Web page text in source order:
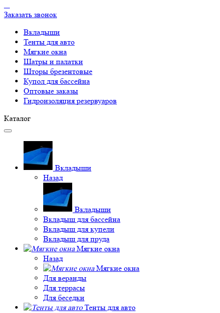
Заказать звонок
Вкладыши
Тенты для авто
Мягкие окна
Шатры и палатки
Шторы брезентовые
Купол для бассейна
Оптовые заказы
Гидроизоляция резервуаров
Каталог
Вкладыши
Назад
Вкладыши
Вкладыш для бассейна
Вкладыш для купели
Вкладыш для пруда
Мягкие окна
Назад
Мягкие окна
Для веранды
Для террасы
Для беседки
Тенты для авто